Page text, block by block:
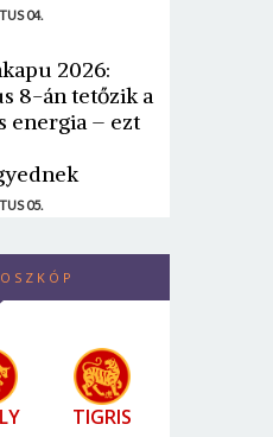
04.
2026:
8-án tetőzik a
energia – ezt
05.
TIGRIS